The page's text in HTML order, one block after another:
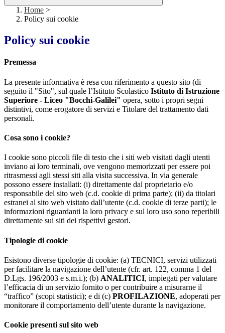
Home >
Policy sui cookie
Policy sui cookie
Premessa
La presente informativa è resa con riferimento a questo sito (di
seguito il "Sito", sul quale l’Istituto Scolastico Istituto di Istruzione
Superiore - Liceo "Bocchi-Galilei" opera, sotto i propri segni
distintivi, come erogatore di servizi e Titolare del trattamento dati
personali.
Cosa sono i cookie?
I cookie sono piccoli file di testo che i siti web visitati dagli utenti
inviano ai loro terminali, ove vengono memorizzati per essere poi
ritrasmessi agli stessi siti alla visita successiva. In via generale
possono essere installati: (i) direttamente dal proprietario e/o
responsabile del sito web (c.d. cookie di prima parte); (ii) da titolari
estranei al sito web visitato dall’utente (c.d. cookie di terze parti); le
informazioni riguardanti la loro privacy e sul loro uso sono reperibili
direttamente sui siti dei rispettivi gestori.
Tipologie di cookie
Esistono diverse tipologie di cookie: (a) TECNICI, servizi utilizzati
per facilitare la navigazione dell’utente (cfr. art. 122, comma 1 del
D.Lgs. 196/2003 e s.m.i.); (b) ANALITICI, impiegati per valutare
l’efficacia di un servizio fornito o per contribuire a misurarne il
“traffico” (scopi statistici); e di (c) PROFILAZIONE, adoperati per
monitorare il comportamento dell’utente durante la navigazione.
Cookie presenti sul sito web